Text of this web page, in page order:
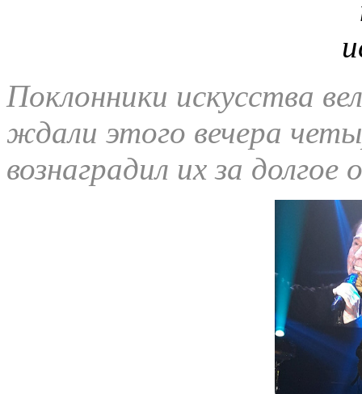
Поклонники искусства
ждали этого вечера
вознаградил их за